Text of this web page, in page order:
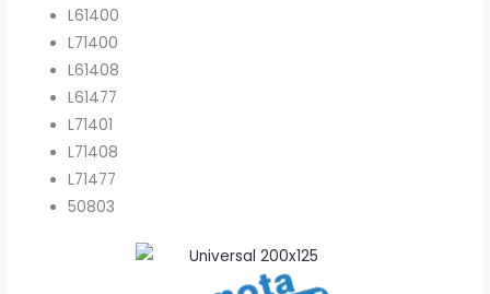
L61400
L71400
L61408
L61477
L71401
L71408
L71477
50803